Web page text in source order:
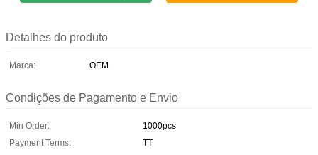
Detalhes do produto
Marca: OEM
Condições de Pagamento e Envio
Min Order:
1000pcs
Payment Terms:
TT